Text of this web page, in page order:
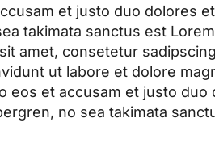
et justo duo dolores
takimata sanctus est
amet, consetetur
ut labore et dolore
eos et accusam et justo duo
no sea takimata